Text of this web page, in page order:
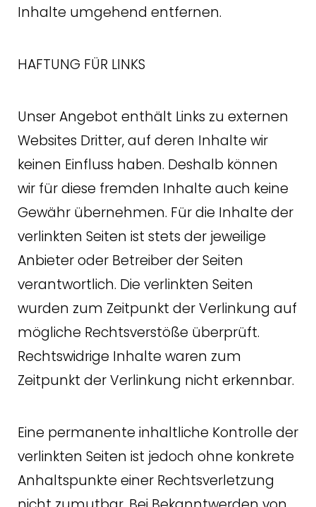
Inhalte umgehend entfernen.
HAFTUNG FÜR LINKS
Unser Angebot enthält Links zu externen
Websites Dritter, auf deren Inhalte wir
keinen Einfluss haben. Deshalb können
wir für diese fremden Inhalte auch keine
Gewähr übernehmen. Für die Inhalte der
verlinkten Seiten ist stets der jeweilige
Anbieter oder Betreiber der Seiten
verantwortlich. Die verlinkten Seiten
wurden zum Zeitpunkt der Verlinkung auf
mögliche Rechtsverstöße überprüft.
Rechtswidrige Inhalte waren zum
Zeitpunkt der Verlinkung nicht erkennbar.
Eine permanente inhaltliche Kontrolle der
verlinkten Seiten ist jedoch ohne konkrete
Anhaltspunkte einer Rechtsverletzung